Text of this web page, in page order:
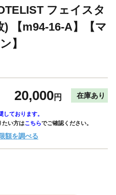
フェイスタ
【m94-16-A】【マ
】
20,000円 在庫あり
しております。
たい方はこちらでご確認ください。
限額を調べる